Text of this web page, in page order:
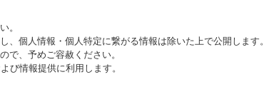
。
個人情報・個人特定に繋がる情報は除いた上で公開します。
で、予めご容赦ください。
び情報提供に利用します。